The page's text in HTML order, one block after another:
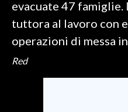
GOSSIP
evacuate 47 famiglie.
tuttora al lavoro con
operazioni di messa
Red